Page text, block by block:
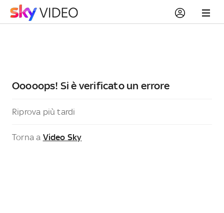
Ooooops! Si è verificato un errore
Riprova più tardi
Torna a Video Sky